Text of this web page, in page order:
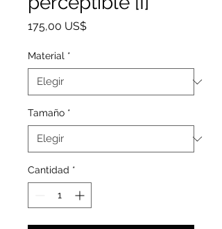
175,00 US$Precio
Material *
Tamaño *
Cantidad *